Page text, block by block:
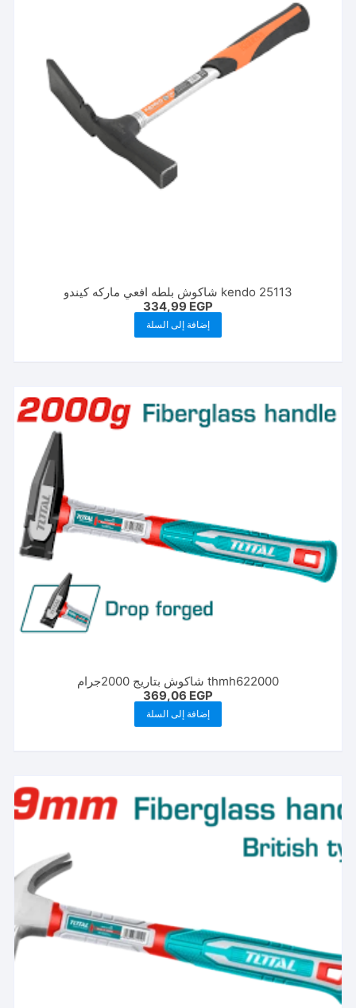
kendo 25113 شاكوش بلطه افعي ماركه كيندو
334,99 EGP
إضافة إلى السلة
thmh622000 شاكوش بتاريج 2000جرام
369,06 EGP
إضافة إلى السلة